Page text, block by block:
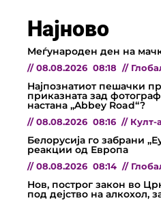
Најново
Меѓународен ден на
// 08.08.2026 08:18 //
Најпознатиот пешачки
приказната зад
настана „Abbey Road“?
// 08.08.2026 08:16 // Култ-
Белорусија го забрани
реакции од Европа
// 08.08.2026 08:14 //
Нов, построг закон во
под дејство на алкохол,